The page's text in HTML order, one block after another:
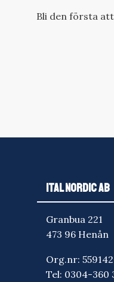
Bli den första
ITAL NORDIC AB
Granbua 221
473 96 Henån
Org.nr:
Tel: 0304-360